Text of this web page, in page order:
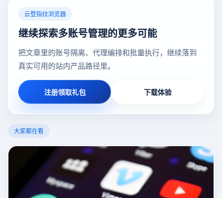
云登指纹浏览器
继续探索多账号管理的更多可能
把文章里的账号隔离、代理编排和批量执行，继续落到
真实可用的站内产品路径里。
注册领取礼包 下载体验
大家都在看